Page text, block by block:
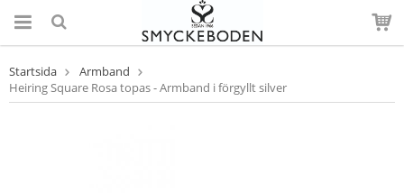
Startsida
Armband
Heiring Square Rosa topas - Armband i förgyllt silver